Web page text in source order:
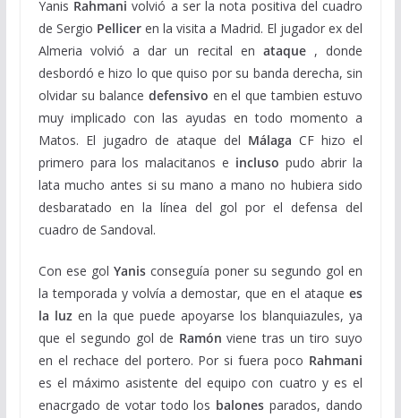
Yanis Rahmani volvió a ser la nota positiva del cuadro
de Sergio Pelliceren la visita a Madrid. El jugador ex del
Almeria volvió a dar un recital en ataque, donde
desbordó e hizo lo que quiso por su banda derecha, sin
olvidar su balance defensivo en el que tambien estuvo
muy implicado con las ayudas en todo momento a
Matos. El jugadro de ataque del Málaga CF hizo el
primero para los malacitanos e incluso pudo abrir la
lata mucho antes si su mano a mano no hubiera sido
desbaratado en la línea del gol por el defensa del
cuadro de Sandoval.
Con ese golYanis conseguía poner su segundo gol en
la temporada y volvía a demostar, que en el ataquees
la luzen la que puede apoyarse los blanquiazules, ya
que el segundo gol de Ramón viene tras un tiro suyo
en el rechace del portero. Por si fuera poco Rahmani
es el máximo asistente del equipo con cuatro y es el
enacrgado de votar todo los balones parados, dando